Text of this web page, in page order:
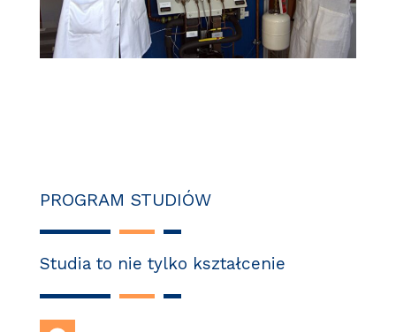
PROGRAM STUDIÓW
Studia to nie tylko kształcenie